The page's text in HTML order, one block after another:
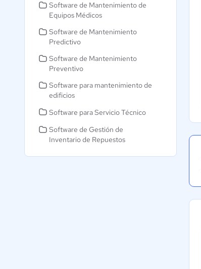
Software de Mantenimiento de
Equipos Médicos
Software de Mantenimiento
Predictivo
Software de Mantenimiento
Preventivo
Software para mantenimiento de
edificios
Software para Servicio Técnico
Software de Gestión de
Inventario de Repuestos